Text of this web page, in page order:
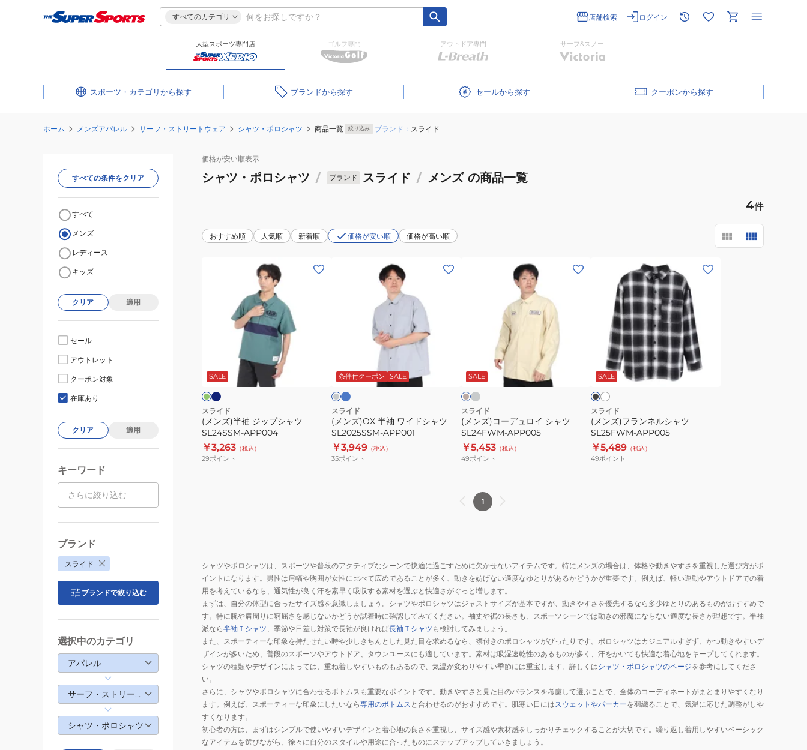
すべてのカテゴリ 店舗検索 ログイン
大型スポーツ専門店 ゴルフ専門 アウトドア専門 サーフ&スノー
スポーツ・カテゴリ ブランド セール クーポン
ホーム メンズアパレル サーフ・ストリートウェア シャツ・ポロシャツ 商品一覧 絞り込み ブランド： スライド
価格が安い順表示
シャツ・ポロシャツ / ブランド スライド / メンズ の商品一覧
4件
おすすめ順 人気順 新着順 価格が安い順 価格が高い順
シ
ャ
ツ
SL24SSM-
APP004
SALE
スライド
(メンズ)半袖 ジップシャツ
SL24SSM-APP004
￥3,263 （税込）
29ポイント
シ
ャ
ツ
SL2025SSM-
APP001
条件付クーポン SALE
チ
ャ
コ
ー
レ
ー
ッ
ク
ス
スライド
(メンズ)OX 半袖 ワイドシャツ
SL2025SSM-APP001
￥3,949 （税込）
35ポイント
イ
シ
ャ
ツ
SL24FWM-
APP005
SALE
ー
ジ
ュ
チ
コ
ー
レ
ー
スライド
(メンズ)コーデュロイ シャツ
SL24FWM-APP005
￥5,453 （税込）
49ポイント
シ
ャ
ツ
SL25FWM-
APP005
SALE
ブ
ラ
ッ
ク
ホ
ワ
イ
ト
スライド
(メンズ)フランネルシャツ
SL25FWM-APP005
￥5,489 （税込）
49ポイント
1
シャツやポロシャツは、スポーツや普段のアクティブなシーンで快適に過ごすために欠かせないアイテムです。特にメンズの場合は、体格や動きやすさを重視した選び方がポ
イントになります。男性は肩幅や胸囲が女性に比べて広めであることが多く、動きを妨げない適度なゆとりがあるかどうかが重要です。例えば、軽い運動やアウトドアでの着
用を考えているなら、通気性が良く汗を素早く吸収する素材を選ぶと快適さがぐっと増します。
まずは、自分の体型に合ったサイズ感を意識しましょう。シャツやポロシャツはジャストサイズが基本ですが、動きやすさを優先するなら多少ゆとりのあるものがおすすめで
す。特に腕や肩周りに窮屈さを感じないかどうか試着時に確認してみてください。袖丈や裾の長さも、スポーツシーンでは動きの邪魔にならない適度な長さが理想です。半袖
派なら半袖Ｔシャツ 、季節や日差し対策で長袖が良ければ長袖Ｔシャツ も検討してみましょう。
また、スポーティーな印象を持たせたい時や少しきちんとした見た目を求めるなら、襟付きのポロシャツがぴったりです。ポロシャツはカジュアルすぎず、かつ動きやすいデ
ザインが多いため、普段のスポーツやアウトドア、タウンユースにも適しています。素材は吸湿速乾性のあるものが多く、汗をかいても快適な着心地をキープしてくれます。
シャツの種類やデザインによっては、重ね着しやすいものもあるので、気温が変わりやすい季節には重宝します。詳しくはシャツ・ポロシャツのページを参考にしてくださ
い。
さらに、シャツやポロシャツに合わせるボトムスも重要なポイントです。動きやすさと見た目のバランスを考慮して選ぶことで、全体のコーディネートがまとまりやすくなり
ます。例えば、スポーティーな印象にしたいなら専用のボトムス と合わせるのがおすすめです。肌寒い日には スウェットやパーカーを羽織ることで、気温に応じた調整がしや
すくなります。
初心者の方は、まずはシンプルで使いやすいデザインと着心地の良さを重視し、サイズ感や素材感をしっかりチェックすることが大切です。繰り返し着用しやすいベーシック
なアイテムを選びながら、徐々に自分のスタイルや用途に合ったものにステップアップしていきましょう。
すべての条件をクリア
すべて
メンズ
レディース
キッズ
クリア 適用
セール
アウトレット
クーポン対象
在庫あり
クリア 適用
キーワード
ブランド
スライド
ブランドで絞り込む
選択中のカテゴリ
アパレル
サーフ・ストリートウェア
シャツ・ポロシャツ